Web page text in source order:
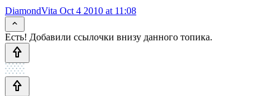
DiamondVita Oct 4 2010 at 11:08
Есть! Добавили ссылочки внизу данного топика.